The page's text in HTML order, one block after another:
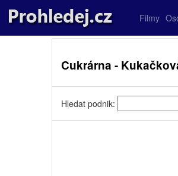
Filmy
Cukrárna -
Hledat podnik: